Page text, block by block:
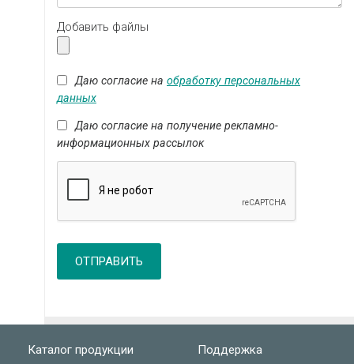
Добавить файлы
Даю согласие на обработку персональных
данных
Даю согласие на получение рекламно-
информационных рассылок
ОТПРАВИТЬ
Каталог продукции Поддержка